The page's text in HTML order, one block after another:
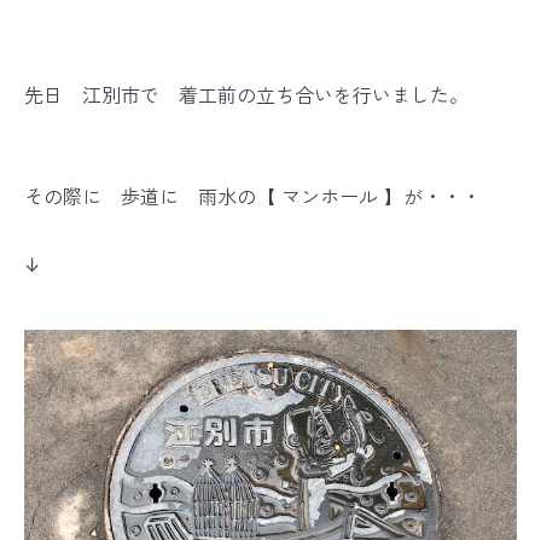
先日 江別市で 着工前の立ち合いを行いました。
その際に 歩道に 雨水の【 マンホール 】が・・・
↓